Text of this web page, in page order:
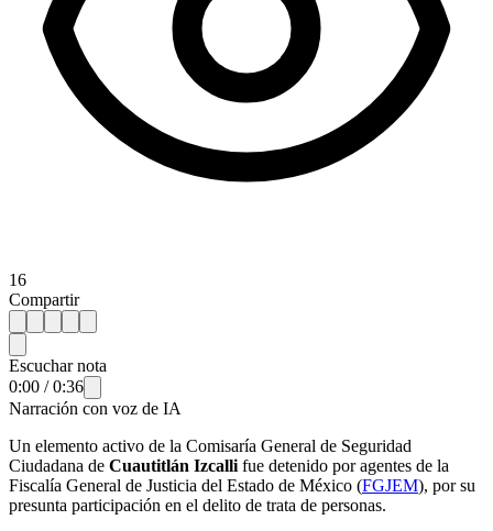
16
Compartir
Escuchar nota
0:00 /0:36
Narración con voz de IA
Un elemento activo de la Comisaría General de Seguridad
Ciudadana de Cuautitlán Izcalli fue detenido por agentes de la
Fiscalía General de Justicia del Estado de México (FGJEM), por su
presunta participación en el delito de trata de personas.